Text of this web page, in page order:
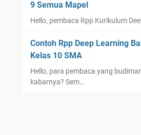
9 Semua Mapel
Hello, pembaca Rpp Kurikulum
Contoh Rpp Deep Learning
Kelas 10 SMA
Hello, para pembaca yang
kabarnya? Sem…